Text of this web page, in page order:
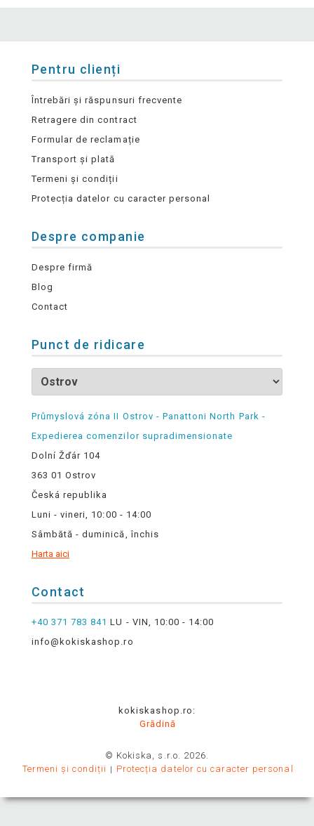
Pentru clienți
Întrebări și răspunsuri frecvente
Retragere din contract
Formular de reclamație
Transport și plată
Termeni și condiții
Protecția datelor cu caracter personal
Despre companie
Despre firmă
Blog
Contact
Punct de ridicare
Průmyslová zóna II Ostrov - Panattoni North Park -
Expedierea comenzilor supradimensionate
Dolní Žďár 104
363 01 Ostrov
Česká republika
Luni - vineri, 10:00 - 14:00
Sâmbătă - duminică, închis
Harta aici
Contact
+40 371 783 841 LU - VIN, 10:00 - 14:00
info@kokiskashop.ro
kokiskashop.ro:
Grădină
© Kokiska, s.r.o. 2026.
Termeni și condiții
Protecția datelor cu caracter personal